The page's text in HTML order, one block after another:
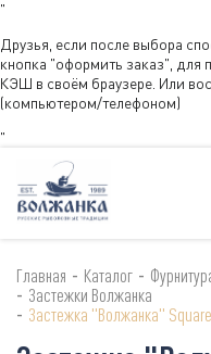
"
Друзья, если после выбора
кнопка "оформить заказ", для
КЭШ в своём браузере. Или
(компьютером/телефоном)
"
Главная - Каталог -
- Застежки Волжанка
- Застежка "Волжанка"